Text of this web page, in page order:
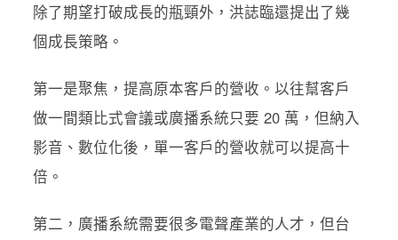
除了期望打破成長的瓶頸外，洪誌臨還提出了幾
個成長策略。
第一是聚焦，提高原本客戶的營收。以往幫客戶
做一間類比式會議或廣播系統只要 20 萬，但納入
影音、數位化後，單一客戶的營收就可以提高十
倍。
第二，廣播系統需要很多電聲產業的人才，但台